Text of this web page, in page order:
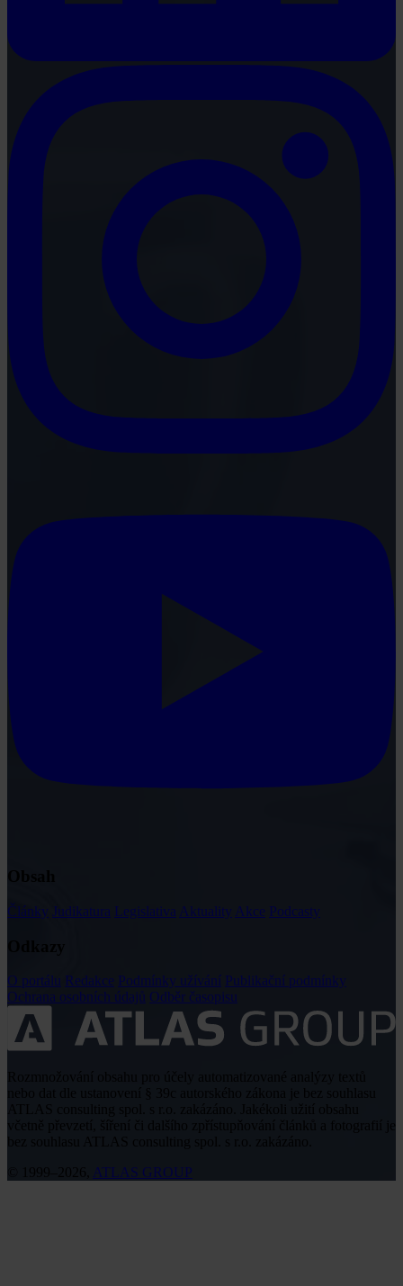
Články Judikatura Legislativa Aktuality Akce Podcasty
O portálu Redakce Podmínky užívání Publikační podmínky
Ochrana osobních údajů Odběr časopisu
včetně převzetí, šíření či dalšího zpřístupňování článků a fotografií je
ATLAS GROUP